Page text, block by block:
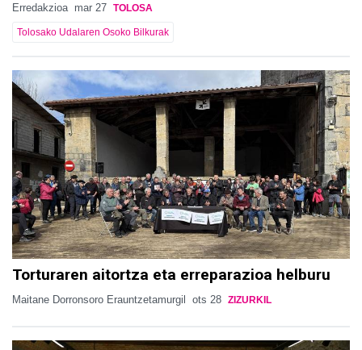
Erredakzioa mar 27 TOLOSA
Tolosako Udalaren Osoko Bilkurak
Torturaren aitortza eta erreparazioa helburu
Maitane Dorronsoro Erauntzetamurgil ots 28 ZIZURKIL